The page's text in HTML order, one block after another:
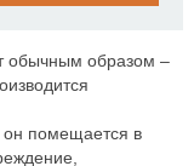
обычным образом –
он помещается в